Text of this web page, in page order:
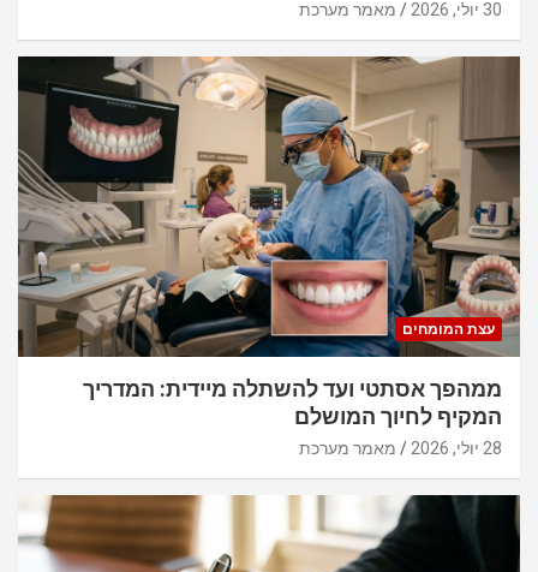
30 יולי, 2026 מאמר מערכת
עצת המומחים
ממהפך אסתטי ועד להשתלה מיידית: המדריך
המקיף לחיוך המושלם
28 יולי, 2026 מאמר מערכת